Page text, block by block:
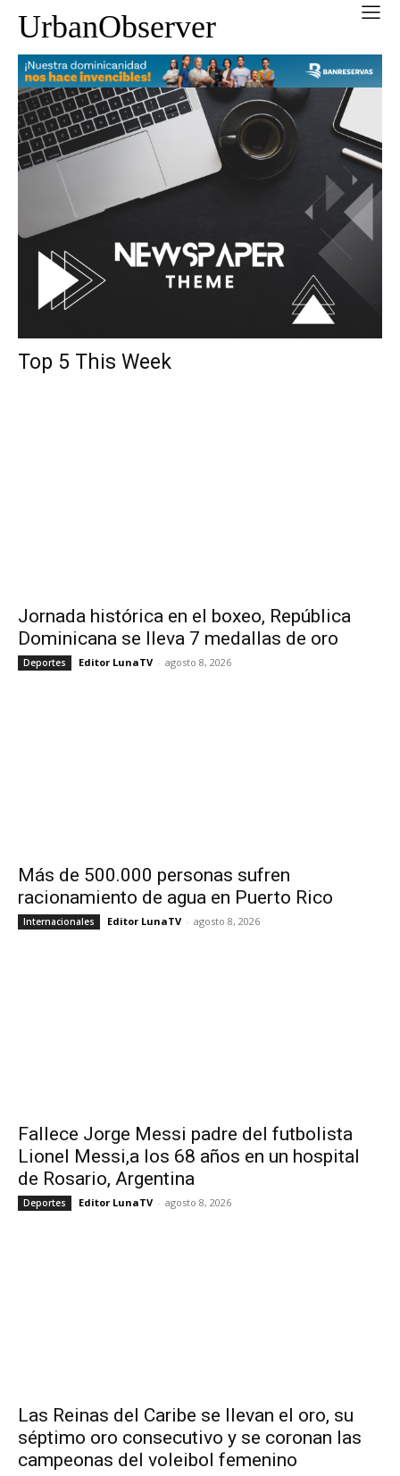
UrbanObserver
Top 5 This Week
Jornada histórica en el boxeo, República
Dominicana se lleva 7 medallas de oro
Deportes Editor LunaTV - agosto 8, 2026
Más de 500.000 personas sufren
racionamiento de agua en Puerto Rico
Internacionales Editor LunaTV - agosto 8, 2026
Fallece Jorge Messi padre del futbolista
Lionel Messi,a los 68 años en un hospital
de Rosario, Argentina
Deportes Editor LunaTV - agosto 8, 2026
Las Reinas del Caribe se llevan el oro, su
séptimo oro consecutivo y se coronan las
campeonas del voleibol femenino